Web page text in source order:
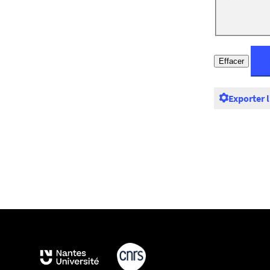
Exporter